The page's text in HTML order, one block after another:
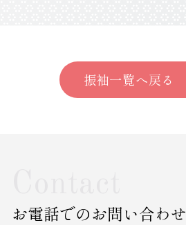
振袖一覧へ戻る
お電話でのお問い合わせ